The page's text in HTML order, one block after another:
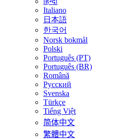
Italiano
日本語
한국어
Norsk bokmål
Polski
Português (PT)
Português (BR)
Română
Русский
Svenska
Türkçe
Tiếng Việt
简体中文
繁體中文